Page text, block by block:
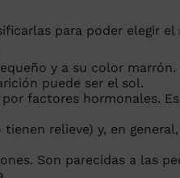
para poder elegir
y a su color
puede ser el sol.
factores hormonales.
relieve) y, en
Son parecidas a las